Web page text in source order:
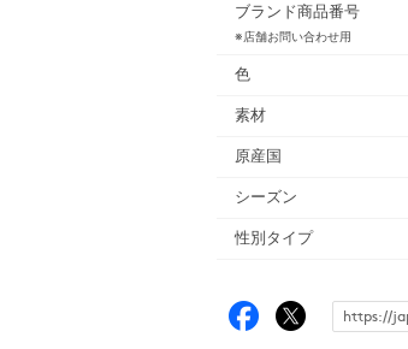
ブランド商品番号
※店舗お問い合わせ用
色
素材
原産国
シーズン
性別タイプ